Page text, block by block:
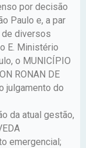
por decisão
Paulo e, a par
de diversos
E. Ministério
o MUNICÍPIO
RONAN DE
julgamento do
da atual gestão,
emergencial;